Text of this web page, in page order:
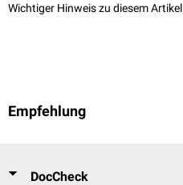
Wichtiger Hinweis zu diesem Artikel
Empfehlung
DocCheck